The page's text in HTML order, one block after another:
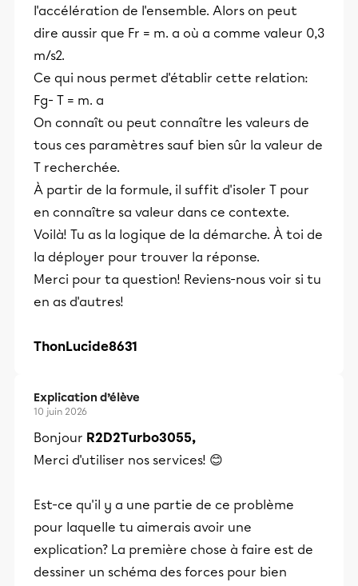
l'accélération de l'ensemble. Alors on peut
dire aussir que Fr = m. a où a comme valeur 0,3
m/s2.
Ce qui nous permet d'établir cette relation:
Fg- T = m. a
On connaît ou peut connaître les valeurs de
tous ces paramètres sauf bien sûr la valeur de
T recherchée.
À partir de la formule, il suffit d'isoler T pour
en connaître sa valeur dans ce contexte.
Voilà! Tu as la logique de la démarche. À toi de
la déployer pour trouver la réponse.
Merci pour ta question! Reviens-nous voir si tu
en as d'autres!
ThonLucide8631
Explication d’élève
10 juin 2026
Bonjour R2D2Turbo3055,
Merci d'utiliser nos services! 😊
Est-ce qu'il y a une partie de ce problème
pour laquelle tu aimerais avoir une
explication? La première chose à faire est de
dessiner un schéma des forces pour bien